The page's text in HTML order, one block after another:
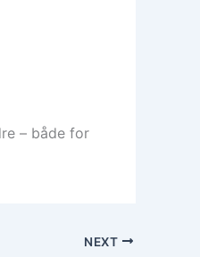
– både for
NEXT